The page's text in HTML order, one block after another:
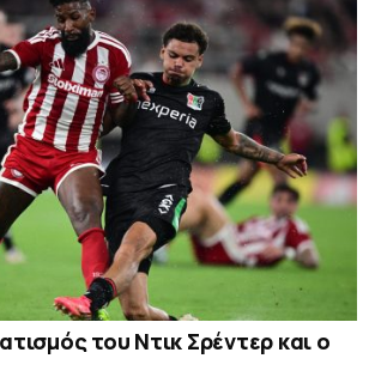
του Ντικ Σρέντερ και ο